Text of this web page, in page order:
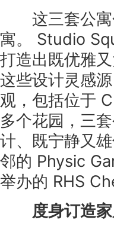
这三套公寓
寓。 Studio
打造出既优雅
这些设计灵感
观，包括位于
多个花园，三
计、既宁静又
邻的 Physic
举办的 RHS
度身订造